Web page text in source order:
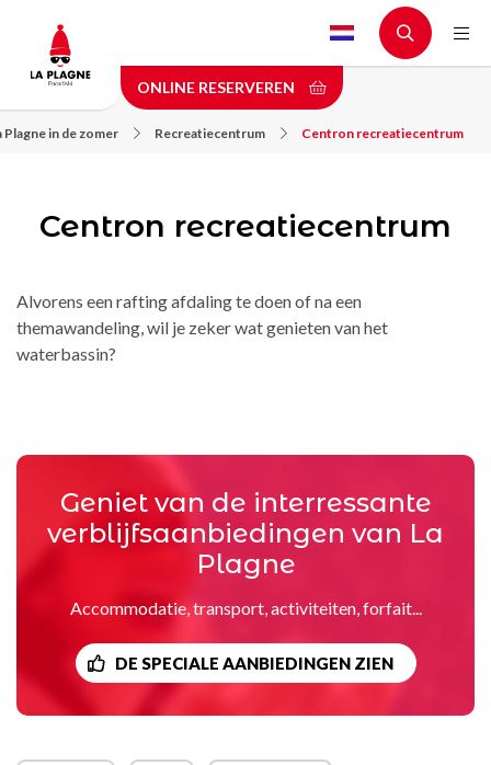
main
content
ONLINE RESERVEREN
Plagne in de zomer Recreatiecentrum Centron recreatiecentrum
Centron recreatiecentrum
Alvorens een rafting afdaling te doen of na een
themawandeling, wil je zeker wat genieten van het
waterbassin?
Geniet van de interressante
verblijfsaanbiedingen van La
Plagne
Accommodatie, transport, activiteiten, forfait...
DE SPECIALE AANBIEDINGEN ZIEN